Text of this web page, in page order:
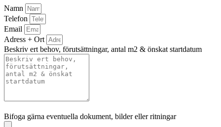
Namn
Telefon
Email
Adress + Ort
Beskriv ert behov, förutsättningar, antal m2 & önskat startdatum
Bifoga gärna eventuella dokument, bilder eller ritningar